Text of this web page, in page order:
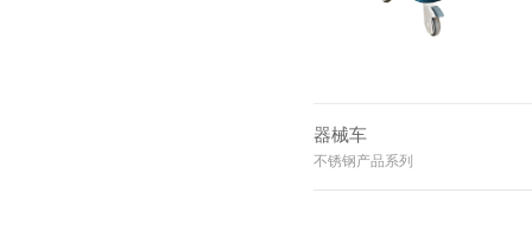
器械车
不锈钢产品系列